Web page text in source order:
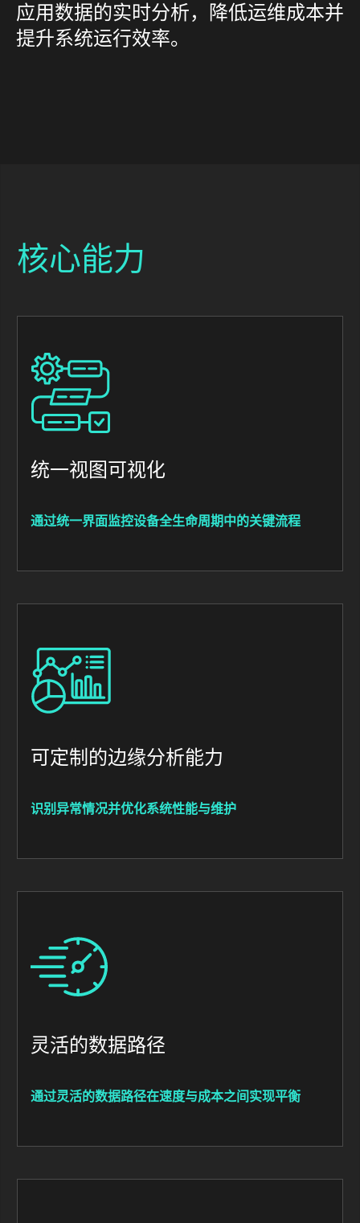
应用数据的实时分析，降低运维成本并
提升系统运行效率。
核心能力
Image
统一视图可视化
通过统一界面监控设备全生命周期中的关键流程
Image
可定制的边缘分析能力
识别异常情况并优化系统性能与维护
灵活的数据路径
通过灵活的数据路径在速度与成本之间实现平衡